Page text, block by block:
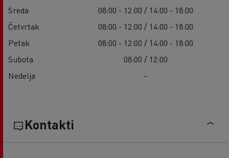
Sreda
08:00 - 12:00 / 14:00 - 18:00
Četvrtak
08:00 - 12:00 / 14:00 - 18:00
Petak
08:00 - 12:00 / 14:00 - 18:00
Subota
08:00 / 12:00
Nedelja
-
Kontakti